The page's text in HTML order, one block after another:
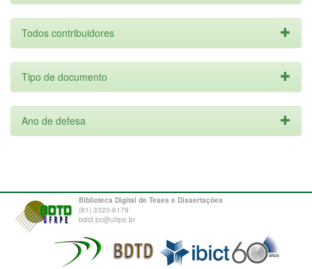
Todos contribuidores
Tipo de documento
Ano de defesa
Biblioteca Digital de Teses e Dissertações
(81) 3320-6179
bdtd.bc@ufrpe.br